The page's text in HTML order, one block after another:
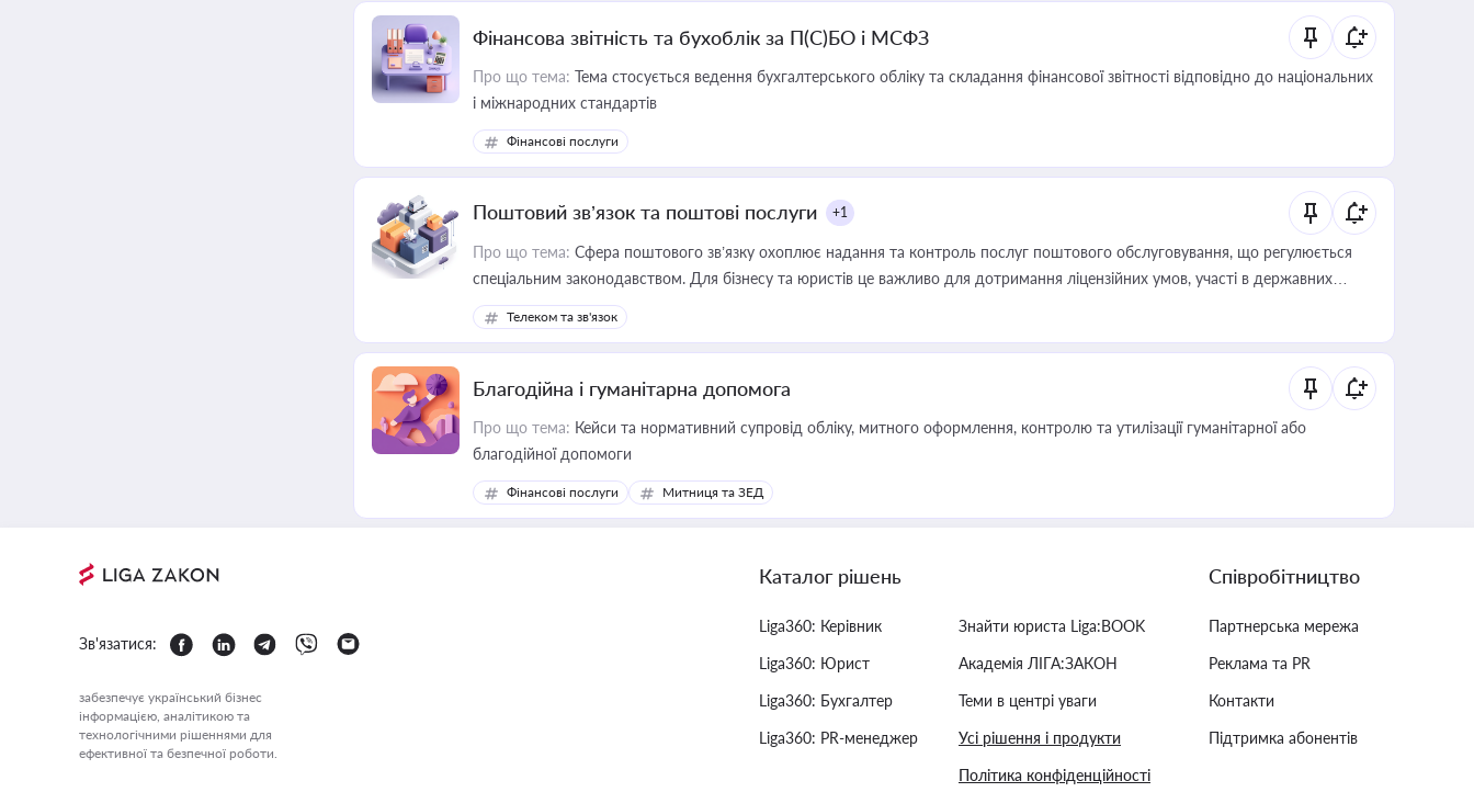
Фінансова звітність та бухоблік за П(С)БО і МСФЗ
Про що тема: Тема стосується ведення бухгалтерського обліку та складання фінансової звітності відповідно до національних
і міжнародних стандартів
Фінансові послуги
Поштовий зв’язок та поштові послуги +1
Про що тема: Сфера поштового зв’язку охоплює надання та контроль послуг поштового обслуговування, що регулюється
спеціальним законодавством. Для бізнесу та юристів це важливо для дотримання ліцензійних умов, участі в державних
реєстрах і забезпечення прав споживачів.
Телеком та зв'язок
Благодійна і гуманітарна допомога
Про що тема: Кейси та нормативний супровід обліку, митного оформлення, контролю та утилізації гуманітарної або
благодійної допомоги
Фінансові послуги Митниця та ЗЕД
Зв'язатися:
забезпечує український бізнес
інформацією, аналітикою та
технологічними рішеннями для
ефективної та безпечної роботи.
Каталог рішень
Liga360: Керівник
Liga360: Юрист
Liga360: Бухгалтер
Liga360: PR-менеджер
Знайти юриста Liga:BOOK
Академія ЛІГА:ЗАКОН
Теми в центрі уваги
Усі рішення і продукти
Політика конфіденційності
Співробітництво
Партнерська мережа
Реклама та PR
Контакти
Підтримка абонентів